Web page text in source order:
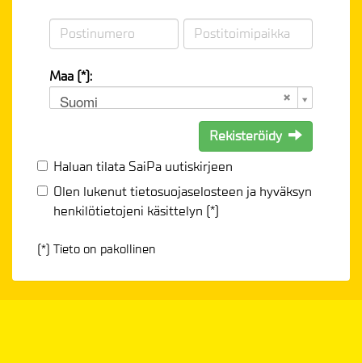
Maa (*):
Suomi
Rekisteröidy
Haluan tilata SaiPa uutiskirjeen
Olen lukenuttietosuojaselosteen ja hyväksyn
henkilötietojeni käsittelyn (*)
(*) Tieto on pakollinen